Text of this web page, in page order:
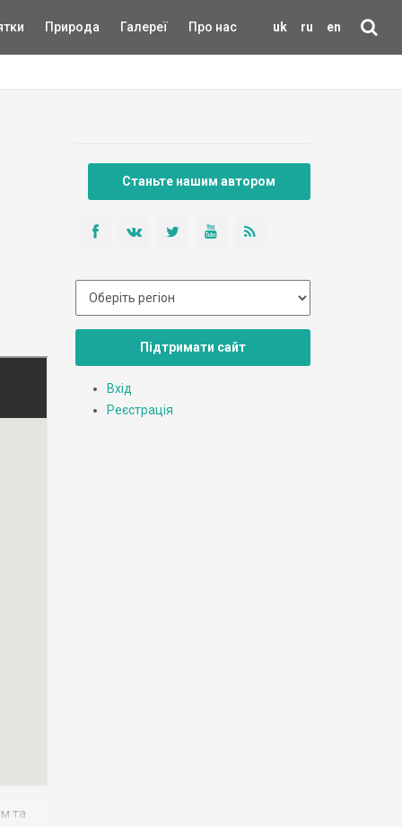
uk ru en
Природа Галереї Про нас
та
Станьте нашим автором
Підтримати сайт
Вхід
Реєстрація